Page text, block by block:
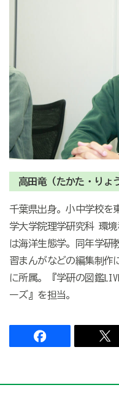
高田竜（たかた・りょ
千葉県出身。小中学校を
学大学院理学研究科 環
は海洋生態学。同年学研
習まんがなどの編集制作
に所属。『学研の図鑑
ーズ』を担当。